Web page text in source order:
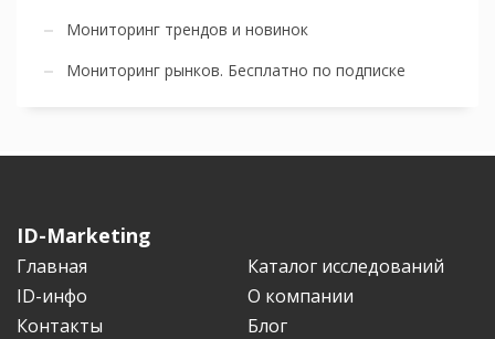
Мониторинг трендов и новинок
Мониторинг рынков. Бесплатно по подписке
ID-Marketing
Главная
Каталог исследований
ID-инфо
О компании
Контакты
Блог